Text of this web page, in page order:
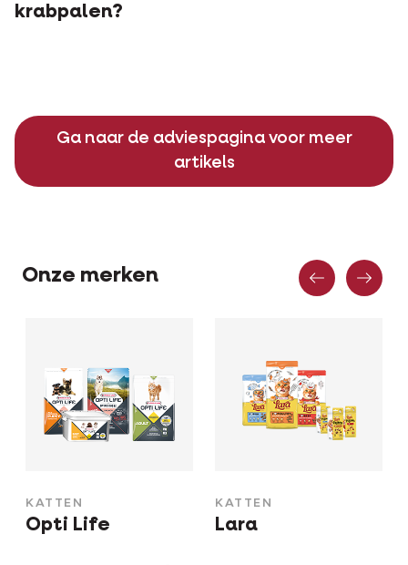
krabpalen?
Ga naar de adviespagina voor meer
artikels
Onze merken Vorige
KATTEN
Opti Life
KATTEN
Lara